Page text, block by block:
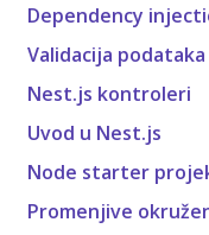
Dependency
Validacija podataka
Nest.js kontroleri
Uvod u Nest.js
Node starter
Promenjive